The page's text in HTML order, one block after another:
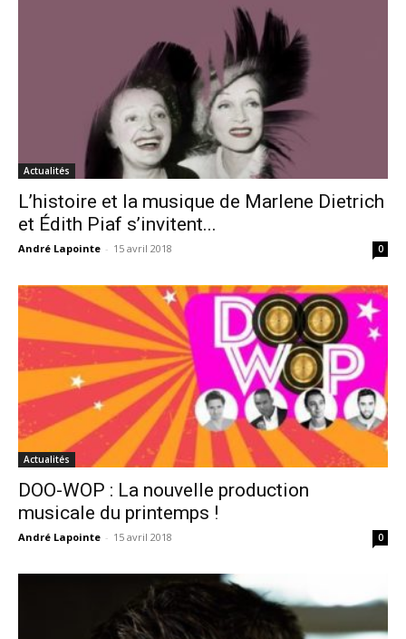
Actualités
L’histoire et la musique de Marlene Dietrich
et Édith Piaf s’invitent...
André Lapointe - 15 avril 2018 0
Actualités
DOO-WOP : La nouvelle production
musicale du printemps !
André Lapointe - 15 avril 2018 0